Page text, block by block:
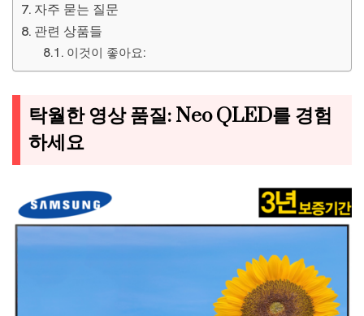
자주 묻는 질문
관련 상품들
이것이 좋아요:
탁월한 영상 품질: Neo QLED를 경험
하세요